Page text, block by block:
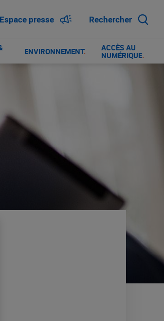
Espace presse Rechercher
ENVIRONNEMENT.
ACCÈS AU
NUMÉRIQUE.